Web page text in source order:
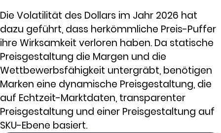
Die Volatilität des Dollars im Jahr 2026 hat
dazu geführt, dass herkömmliche Preis-Puffer
ihre Wirksamkeit verloren haben. Da statische
Preisgestaltung die Margen und die
Wettbewerbsfähigkeit untergräbt, benötigen
Marken eine dynamische Preisgestaltung, die
auf Echtzeit-Marktdaten, transparenter
Preisgestaltung und einer Preisgestaltung auf
SKU-Ebene basiert.